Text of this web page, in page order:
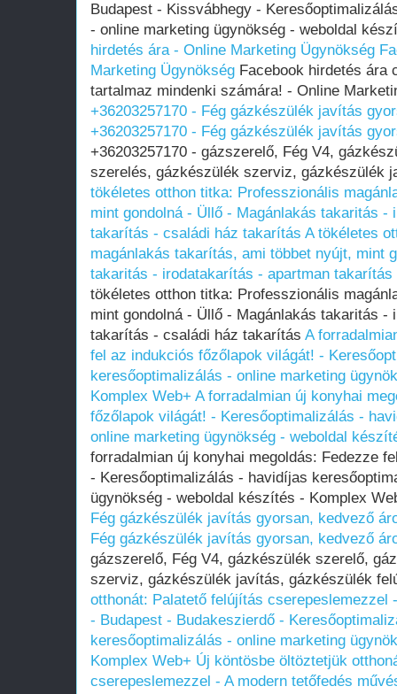
Budapest - Kissvábhegy -
- online marketing ügynökség - weboldal
hirdetés ára - Online Marketing Ügynökség
Marketing Ügynökség Facebook hirdetés ára
tartalmaz mindenki számára! - Online
+36203257170 - Fég gázkészülék javítás
+36203257170 - Fég gázkészülék javítás
+36203257170 - gázszerelő, Fég V4,
szerelés, gázkészülék szerviz, gázkészülék
tökéletes otthon titka: Professzionális
mint gondolná - Üllő - Magánlakás takaritás -
takarítás - családi ház takarítás A tökéletes
magánlakás takarítás, ami többet nyújt, mint
takaritás - irodatakarítás - apartman
tökéletes otthon titka: Professzionális
mint gondolná - Üllő - Magánlakás takaritás -
takarítás - családi ház takarítás A
fel az indukciós főzőlapok világát! -
keresőoptimalizálás - online marketing
Komplex Web+ A forradalmian új konyhai
főzőlapok világát! - Keresőoptimalizálás -
online marketing ügynökség - weboldal
forradalmian új konyhai megoldás: Fedezze
- Keresőoptimalizálás - havidíjas
ügynökség - weboldal készítés - Komplex
Fég gázkészülék javítás gyorsan, kedvező
Fég gázkészülék javítás gyorsan, kedvező
gázszerelő, Fég V4, gázkészülék szerelő,
szerviz, gázkészülék javítás, gázkészülék
otthonát: Palatető felújítás cserepeslemezzel
- Budapest - Budakeszierdő -
keresőoptimalizálás - online marketing
Komplex Web+ Új köntösbe öltöztetjük
cserepeslemezzel - A modern tetőfedés